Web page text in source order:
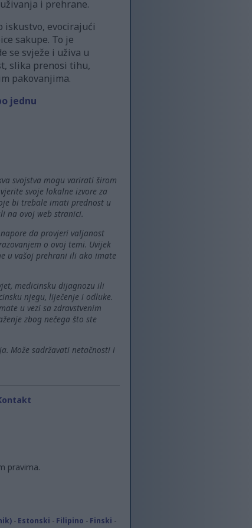
i prehrane.
iskustvo, evocirajući
sakupe. To je
se svježe i uživa u
slika prenosi tihu,
pakovanjima.
jednu
svojstva mogu varirati širom
svoje lokalne izvore za
bi trebale imati prednost u
na ovoj web stranici.
da provjeri valjanost
o ovoj temi. Uvijek
u vašoj prehrani ili ako imate
medicinsku dijagnozu ili
njegu, liječenje i odluke.
u vezi sa zdravstvenim
zbog nečega što ste
Može sadržavati netačnosti i
pravima.
- Estonski - Filipino - Finski -